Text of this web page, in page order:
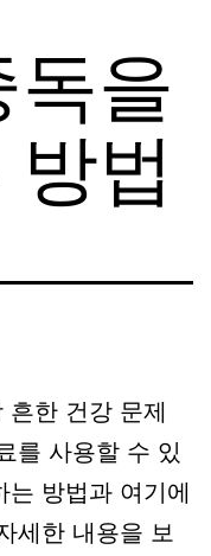
독을
법
흔한 건강 문제
를 사용할 수 있
는 방법과 여기에
세한 내용을 보